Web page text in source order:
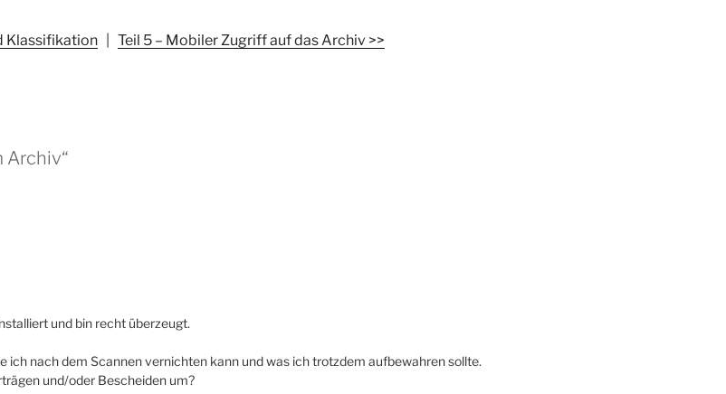
Klassifikation Teil 5 – Mobiler Zugriff auf das Archiv >>
Archiv“
und bin recht überzeugt.
ich nach dem Scannen vernichten kann und was ich trotzdem aufbewahren sollte.
und/oder Bescheiden um?